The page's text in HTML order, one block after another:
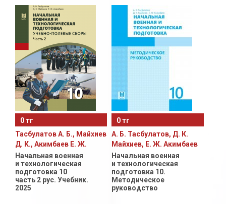
0 тг
Тасбулатов А. Б., Майхиев
Д. К., Акимбаев Е. Ж.
Начальная военная
и технологическая
подготовка 10
часть 2 рус. Учебник.
2025
0 тг
А. Б. Тасбулатов, Д. К.
Майхиев, Е. Ж. Акимбаев
Начальная военная
и технологическая
подготовка 10.
Методическое
руководство